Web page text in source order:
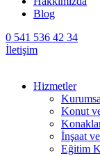
Blog
0 541 536 42 34
İletişim
Hizmetler
Konut
İnşaat
Eğitim